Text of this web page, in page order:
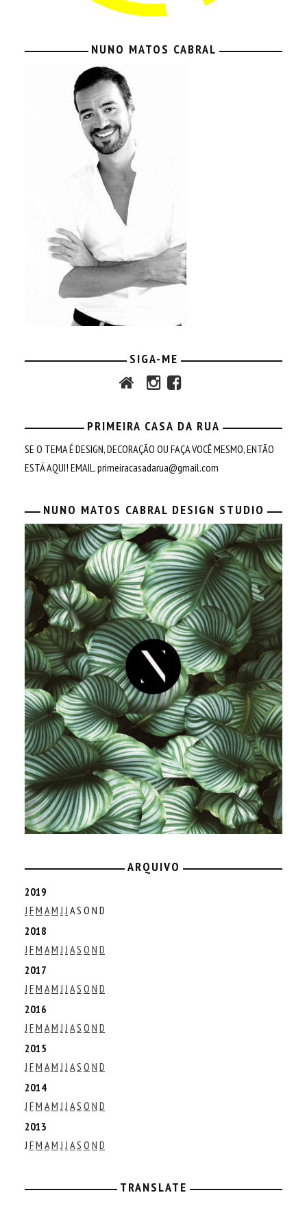
NUNO MATOS CABRAL
SIGA-ME
PRIMEIRA CASA DA RUA
SE O TEMA É DESIGN, DECORAÇÃO OU FAÇA VOCÊ MESMO, ENTÃO
ESTÁ AQUI! EMAIL.primeiracasadarua@gmail.com
NUNO MATOS CABRAL DESIGN STUDIO
ARQUIVO
2019
J FM AM J J AS O N D
2018
J FM AM J J AS O N D
2017
J FM AM J J AS O N D
2016
J FM AM J J AS O N D
2015
J FM AM J J AS O N D
2014
J FM AM J J AS O N D
2013
J FM AM J J AS O N D
TRANSLATE